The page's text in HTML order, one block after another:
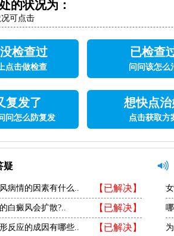
的状况为：
可点击
检查过
点击做检查
已检查
问问该怎么
复发了
问怎么防复发
想快点治
点击获取方
疑
【已解决】
病情的因素有什么..
【已解决】
白癜风会扩散?..
【已解决】
反应的成因有哪些..